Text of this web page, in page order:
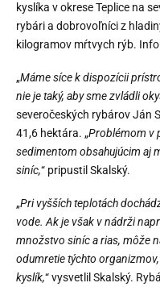
kyslíka v okrese Teplice na
rybári a dobrovoľníci z
kilogramov mŕtvych rýb.
„Máme síce k dispozícii
nie je taký, aby sme zvládli
severočeských rybárov Ján
41,6 hektára. „Problémom v
sedimentom obsahujúcim aj
siníc,“ pripustil Skalský.
„Pri vyšších teplotách
vode. Ak je však v nádrži
množstvo siníc a rias, môže
odumretie týchto
kyslík,“ vysvetlil Skalský.